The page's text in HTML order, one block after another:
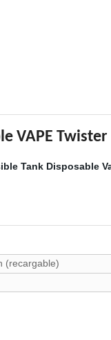
VAPE
(recargable)